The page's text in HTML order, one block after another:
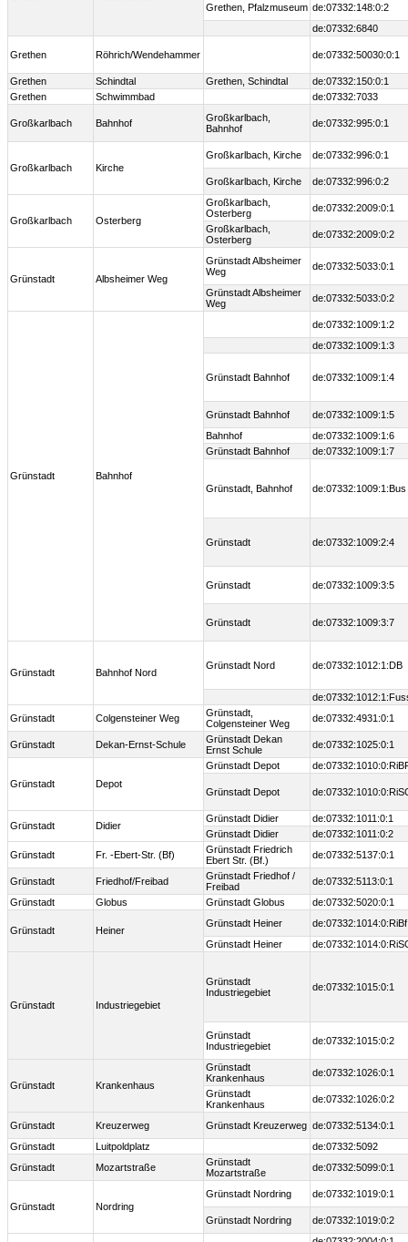
Grethen, Pfalzmuseum de:07332:148:0:2
de:07332:6840
Grethen Röhrich/Wendehammer de:07332:50030:0:1
Grethen Schindtal Grethen, Schindtal
de:07332:150:0:1
Grethen
Schwimmbad de:07332:7033
Großkarlbach Bahnhof
Großkarlbach,
Bahnhof
de:07332:995:0:1
Großkarlbach Kirche
Großkarlbach, Kirche de:07332:996:0:1
Großkarlbach, Kirche de:07332:996:0:2
Großkarlbach Osterberg
Großkarlbach,
Osterberg
de:07332:2009:0:1
Großkarlbach,
Osterberg
de:07332:2009:0:2
Grünstadt Albsheimer Weg
Grünstadt Albsheimer
Weg
de:07332:5033:0:1
Grünstadt Albsheimer
Weg
de:07332:5033:0:2
Grünstadt Bahnhof
de:07332:1009:1:2
de:07332:1009:1:3
Grünstadt Bahnhof de:07332:1009:1:4
Grünstadt Bahnhof
de:07332:1009:1:5
Bahnhof
de:07332:1009:1:6
Grünstadt Bahnhof
de:07332:1009:1:7
Grünstadt, Bahnhof de:07332:1009:1:Bus
Grünstadt de:07332:1009:2:4
Grünstadt de:07332:1009:3:5
Grünstadt de:07332:1009:3:7
Grünstadt Bahnhof Nord
Grünstadt Nord de:07332:1012:1:DB
Grünstadt
Colgensteiner Weg
Grünstadt,
Colgensteiner Weg
de:07332:4931:0:1
Grünstadt Dekan-Ernst-Schule
Grünstadt Dekan
Ernst Schule
de:07332:1025:0:1
Grünstadt Depot
Grünstadt Depot
Grünstadt Depot
Grünstadt Didier
Grünstadt Didier
de:07332:1011:0:1
Grünstadt Didier
de:07332:1011:0:2
Grünstadt
Fr. -Ebert-Str. (Bf)
Grünstadt Friedrich
Ebert Str. (Bf.)
de:07332:5137:0:1
Grünstadt Friedhof/Freibad
Grünstadt Friedhof /
Freibad
de:07332:5113:0:1
Grünstadt
Globus Grünstadt Globus de:07332:5020:0:1
Grünstadt Heiner
Grünstadt Heiner
de:07332:1014:0:RiBf
Grünstadt Heiner
Grünstadt Industriegebiet
Grünstadt
Industriegebiet
de:07332:1015:0:1
Grünstadt
Industriegebiet
de:07332:1015:0:2
Grünstadt Krankenhaus
Grünstadt
Krankenhaus
de:07332:1026:0:1
Grünstadt
Krankenhaus
de:07332:1026:0:2
Grünstadt Kreuzerweg Grünstadt Kreuzerweg de:07332:5134:0:1
Grünstadt
Luitpoldplatz
de:07332:5092
Grünstadt
Mozartstraße
Grünstadt
Mozartstraße
de:07332:5099:0:1
Grünstadt Nordring
Grünstadt Nordring de:07332:1019:0:1
Grünstadt Nordring
de:07332:1019:0:2